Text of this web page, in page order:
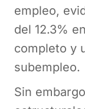
empleo,
del 12.3%
completo y
subempleo.
Sin